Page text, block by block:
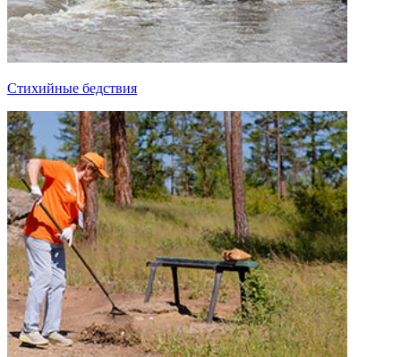
Стихийные бедствия